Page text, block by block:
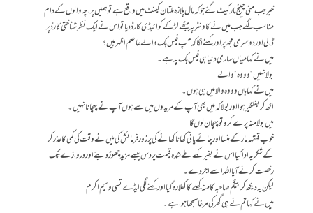
خیر جب منی چینج مارکیٹ گئے جو کہ مال پلازہ ملتان کینٹ میں واقع ہے تو ہمیں پراچہ والوں کے دام
مناسب لگے جب میں نے کاونٹر پہ بیٹھے لڑکے کو ائیڈی کارڈ دیا تو اس نے ایک نظر شناختی کارڈ پر
ڈالی اور دوسری مجھ پر اور کہنے لگا کہ آپ فیس بک والے عاصم اظہر ہیں؟
میں نے کہا میاں ساری دنیا ہی فیس بک پہ ہے ۔
بولا نہیں “وووہ” والے
میں نے کہا ہاں وووہ والا میں ہی ہوں۔
اٹھ کر بغلگیر ہوا اور بولا کہ میں بھی آپ کے مریدوں میں سے ہوں آپ نے پہچانا نہیں ۔
میں بولا منہ پرے کرو تو پہچان لوں گا
خوب قہقہہ مار کے ہنسا اور چائے پانی کھانا کھانے کی پر زور فرمائش کی میں نے وقت کی کمی کا عذر کر
کے شکریہ ادا کیا اس نے بغیر کہے طے شدہ قیمت پر دس پیسے مزید چھوڑ دیئے اور دروازے تک
رخصت کرنے آیا اللہ اسے اجر دے۔
لیکن یہ دیکھ کر بیگم صاحبہ کا منہ کھلے کا کھلا رہ گیا اور کہنے لگی ایڈے تسی وسیم اکرم
میں نے کہا تم نے ہی گھر کی مرغا سمجھا ہوا ہے۔